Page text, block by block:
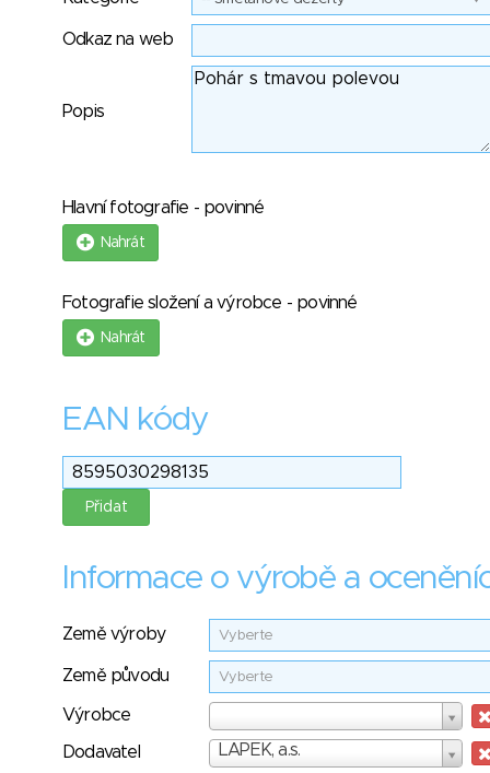
Odkaz na web
Popis
Hlavní fotografie - povinné
Nahrát
Fotografie složení a výrobce - povinné
Nahrát
EAN kódy
Informace o výrobě a
Země výroby Vyberte
Země původu Vyberte
Výrobce
Dodavatel LAPEK, a.s.
Dodavatel